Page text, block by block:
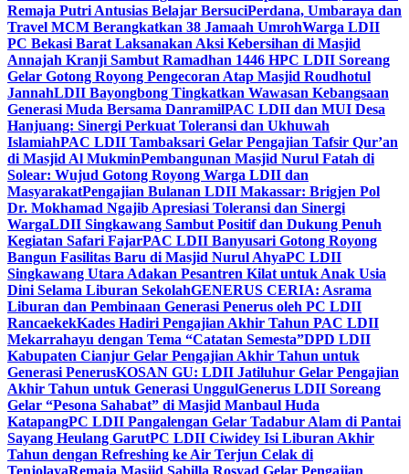
Remaja Putri Antusias Belajar BersuciPerdana, Umbaraya dan
Travel MCM Berangkatkan 38 Jamaah UmrohWarga LDII
PC Bekasi Barat Laksanakan Aksi Kebersihan di Masjid
Annajah Kranji Sambut Ramadhan 1446 HPC LDII Soreang
Gelar Gotong Royong Pengecoran Atap Masjid Roudhotul
JannahLDII Bayongbong Tingkatkan Wawasan Kebangsaan
Generasi Muda Bersama DanramilPAC LDII dan MUI Desa
Hanjuang: Sinergi Perkuat Toleransi dan Ukhuwah
IslamiahPAC LDII Tambaksari Gelar Pengajian Tafsir Qur’an
di Masjid Al MukminPembangunan Masjid Nurul Fatah di
Solear: Wujud Gotong Royong Warga LDII dan
MasyarakatPengajian Bulanan LDII Makassar: Brigjen Pol
Dr. Mokhamad Ngajib Apresiasi Toleransi dan Sinergi
WargaLDII Singkawang Sambut Positif dan Dukung Penuh
Kegiatan Safari FajarPAC LDII Banyusari Gotong Royong
Bangun Fasilitas Baru di Masjid Nurul AhyaPC LDII
Singkawang Utara Adakan Pesantren Kilat untuk Anak Usia
Dini Selama Liburan SekolahGENERUS CERIA: Asrama
Liburan dan Pembinaan Generasi Penerus oleh PC LDII
RancaekekKades Hadiri Pengajian Akhir Tahun PAC LDII
Mekarrahayu dengan Tema “Catatan Semesta”DPD LDII
Kabupaten Cianjur Gelar Pengajian Akhir Tahun untuk
Generasi PenerusKOSAN GU: LDII Jatiluhur Gelar Pengajian
Akhir Tahun untuk Generasi UnggulGenerus LDII Soreang
Gelar “Pesona Sahabat” di Masjid Manbaul Huda
KatapangPC LDII Pangalengan Gelar Tadabur Alam di Pantai
Sayang Heulang GarutPC LDII Ciwidey Isi Liburan Akhir
Tahun dengan Refreshing ke Air Terjun Celak di